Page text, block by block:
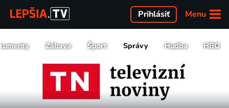
Menu
Prihlásiť
Zábava Šport Správy Hudba HBO